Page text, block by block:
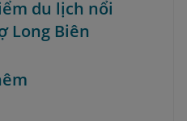
du lịch nổi
Long Biên